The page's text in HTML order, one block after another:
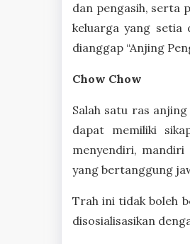
dan pengasih, serta
keluarga yang setia
dianggap “Anjing
Chow Chow
Salah satu ras
dapat memiliki
menyendiri, mandiri
yang bertanggung
Trah ini tidak boleh
disosialisasikan